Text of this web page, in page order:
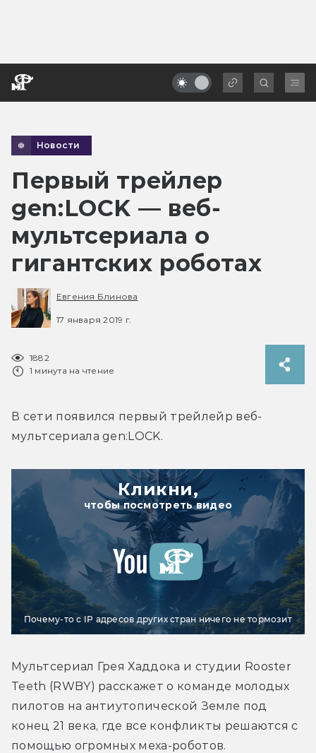
Новости
Первый трейлер
gen:LOCK — веб-
мультсериала о
гигантских роботах
Евгения Блинова
17 января 2019 г.
1882
1 минута на чтение
В сети появился первый трейлейр веб-
мультсериала gen:LOCK.
Кликни,
чтобы посмотреть видео
Почему-то с IP адресов других стран ничего не тормозит
Мультсериал Грея Хаддока и студии Rooster
Teeth (RWBY) расскажет о команде молодых
пилотов на антиутопической Земле под
конец 21 века, где все конфликты решаются с
помощью огромных меха-роботов.